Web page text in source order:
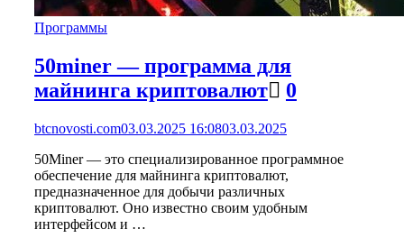
Программы
50miner — программа для
майнинга криптовалют
0
btcnovosti.com03.03.2025 16:0803.03.2025
50Miner — это специализированное программное
обеспечение для майнинга криптовалют,
предназначенное для добычи различных
криптовалют. Оно известно своим удобным
интерфейсом и …